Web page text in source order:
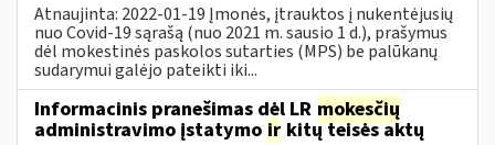
Atnaujinta: 2022-01-19 Įmonės, įtrauktos į nukentėjusių
nuo Covid-19 sąrašą (nuo 2021 m. sausio 1 d.), prašymus
dėl mokestinės paskolos sutarties (MPS) be palūkanų
sudarymui galėjo pateikti iki...
Informacinis pranešimas dėl LR mokesčių
administravimo įstatymo ir kitų teisės aktų